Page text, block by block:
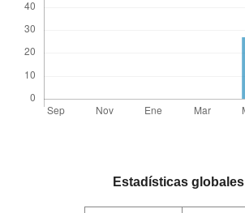
Estadísticas globales